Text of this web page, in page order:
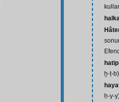
hatip
ḫ-ṭ-b)
ḥ-y-